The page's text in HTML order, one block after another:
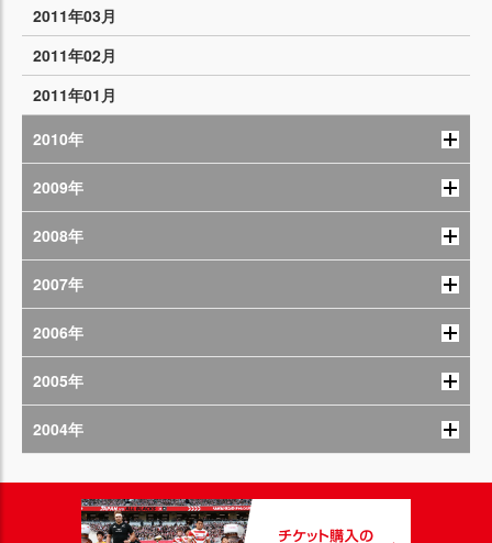
2011年03月
2011年02月
2011年01月
2010年
2009年
2008年
2007年
2006年
2005年
2004年